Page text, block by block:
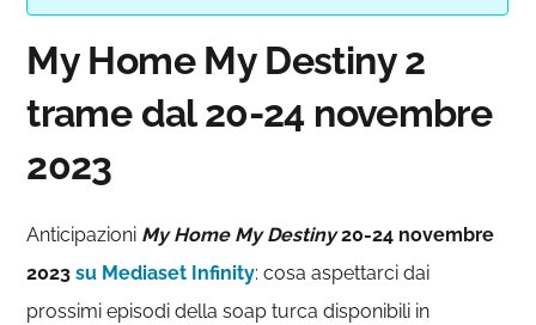
My Home My Destiny 2
trame dal 20-24 novembre
2023
Anticipazioni My Home My Destiny20-24 novembre
2023su Mediaset Infinity: cosa aspettarci dai
prossimi episodi della soap turca disponibili in